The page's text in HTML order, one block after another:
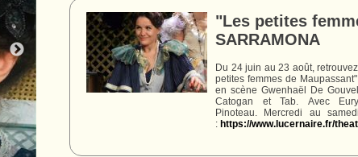
"Les petites
SARRAMONA
Du 24 juin au 23 août, retrouvez
petites femmes de
en scène Gwenhaël De
Catogan et Tab. Avec
Pinoteau. Mercredi au
: https://www.lucernaire.fr/